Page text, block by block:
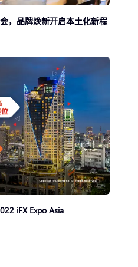
，品牌焕新开启本土化新程
iFX Expo Asia